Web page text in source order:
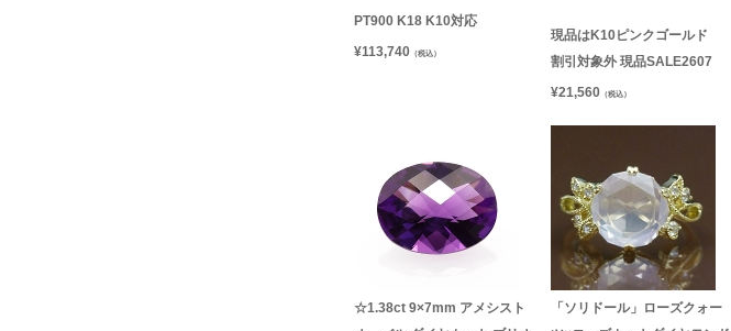
PT900 K18 K10対応
¥113,740 （税込）
現品はK10ピンクゴールド
割引対象外 現品SALE2607
¥21,560 （税込）
☆1.38ct 9×7mm アメシスト
「ソリドール」ローズクォー